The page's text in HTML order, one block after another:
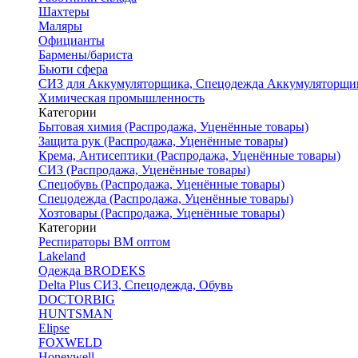
Шахтеры
Маляры
Официанты
Бармены/бариста
Бьюти сфера
СИЗ для Аккумуляторщика, Спецодежда
Химическая промышленность
Категории
Бытовая химия (Распродажа, Уценённые товары)
Защита рук (Распродажа, Уценённые товары)
Крема, Антисептики (Распродажа, Уценённые товары)
СИЗ (Распродажа, Уценённые товары)
Спецобувь (Распродажа, Уценённые товары)
Спецодежда (Распродажа, Уценённые товары)
Хозтовары (Распродажа, Уценённые товары)
Категории
Респираторы ВМ оптом
Lakeland
Одежда BRODEKS
Delta Plus СИЗ, Спецодежда, Обувь
DOCTORBIG
HUNTSMAN
Elipse
FOXWELD